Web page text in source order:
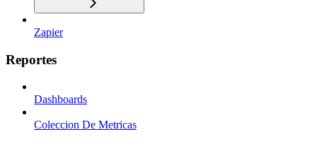
Zapier
Reportes
Dashboards
Coleccion De Metricas